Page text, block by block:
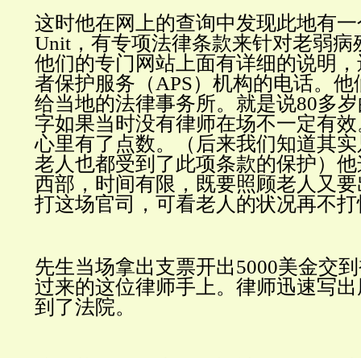
这时他在网上的查询中发现此地有一
Unit，有专项法律条款来针对老弱病
他们的专门网站上面有详细的说明
者保护服务（APS）机构的电话。他
给当地的法律事务所。就是说80多
字如果当时没有律师在场不一定有
心里有了点数。（后来我们知道其
老人也都受到了此项条款的保护）
西部， 时间有限，既要照顾老人又
打这场官司，可看老人的状况再不
先生当场拿出支票开出5000美金交
过来的这位律师手上。律师迅速写
到了法院。